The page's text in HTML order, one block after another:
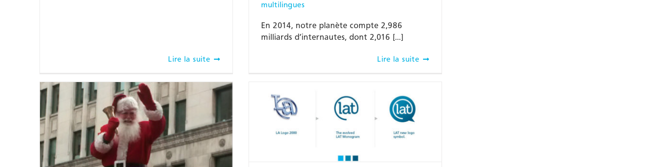
Lire la suite
multilingues
En 2014, notre planète compte 2,986
milliards d’internautes, dont 2,016 [...]
Lire la suite